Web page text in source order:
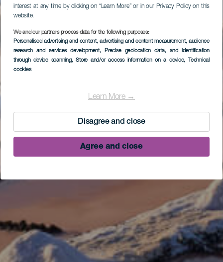
interest at any time by clicking on “Learn More” or in our Privacy Policy on this
website.
We and our partners process data for the following purposes:
Personalised advertising and content, advertising and content measurement, audience
research and services development, Precise geolocation data, and identification
through device scanning, Store and/or access information on a device, Technical
cookies
Learn More →
Disagree and close
Agree and close